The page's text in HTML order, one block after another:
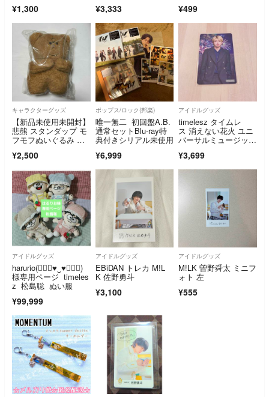
¥1,300 ¥3,333 ¥499
キャラクターグッズ
【新品未使用未開封】
悲熊 スタンダップ モ
フモフぬいぐるみ キ
¥2,500
ポップス/ロック(邦楽)
唯一無二 初回盤A.B.
通常セットBlu-ray特
典付きシリアル未使用
¥6,999
アイドルグッズ
timelesz タイムレ
ス 消えない花火 ユニ
バーサルミュージッ
¥3,699
アイドルグッズ
harurio(๑⃙⃘♥‿♥๑⃙⃘)
様専用ページ timeles
z 松島聡 ぬい服
¥99,999
アイドルグッズ
EBiDAN トレカ M!L
K 佐野勇斗
¥3,100
アイドルグッズ
M!LK 曽野舜太 ミニフ
ォト 左
¥555